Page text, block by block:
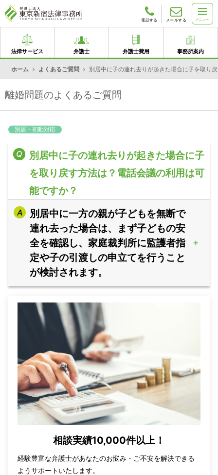
電話する メールする メニュー
法律サービス 弁護士 弁護士費用 事務所案内
ホーム よくあるご質問 別居中に子の連れ去りが起きた場合に子を取り
離婚問題のよくあるご質問
別居・初動対応
別居中に子の連れ去りが起きた場合に子
を取り戻す方法は？電話会議の利用は可
能ですか？
別居中に一方の親が子どもを無断で
連れ去った場合は、まず子どもの安
全を確認し、家庭裁判所に監護者指
定や子の引渡しの申立てを行うこと
が検討されます。
相談実績10,000件以上！
経験豊富な弁護士があなたのお悩み・ご不安を解決できる
ようサポートいたします。